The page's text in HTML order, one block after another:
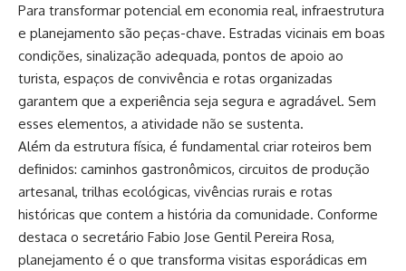
Para transformar potencial em economia real, infraestrutura
e planejamento são peças-chave. Estradas vicinais em boas
condições, sinalização adequada, pontos de apoio ao
turista, espaços de convivência e rotas organizadas
garantem que a experiência seja segura e agradável. Sem
esses elementos, a atividade não se sustenta.
Além da estrutura física, é fundamental criar roteiros bem
definidos: caminhos gastronômicos, circuitos de produção
artesanal, trilhas ecológicas, vivências rurais e rotas
históricas que contem a história da comunidade. Conforme
destaca o secretário Fabio Jose Gentil Pereira Rosa,
planejamento é o que transforma visitas esporádicas em